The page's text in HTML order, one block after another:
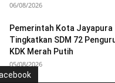
06/08/2026
Pemerintah Kota Jayapura
Tingkatkan SDM 72
KDK Merah Putih
05/08/2026